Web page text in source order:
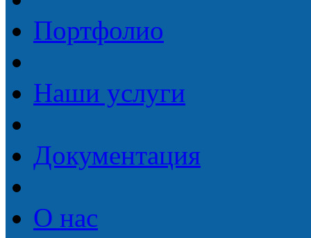
Портфолио
Наши услуги
Документация
О нас